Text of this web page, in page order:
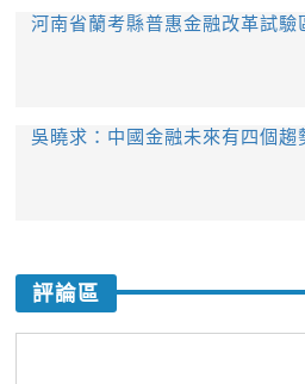
河南省蘭考縣普惠金融改革試驗
吳曉求：中國金融未來有四個趨
評論區